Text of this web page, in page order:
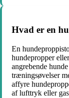
Hvad er en
En
hundepropper
angrebende
træningsøvelser
affyre
af lufttryk eller